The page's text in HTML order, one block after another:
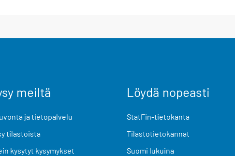
meiltä
ja tietopalvelu
tilastoista
kysytyt kysymykset
Löydä nopeasti
StatFin-tietokanta
Tilastotietokannat
Suomi lukuina